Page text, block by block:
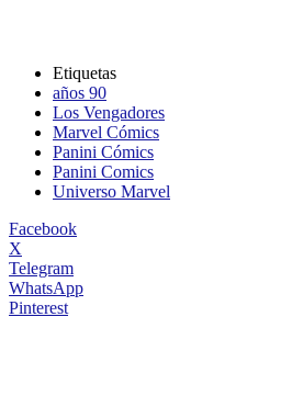
Etiquetas
años 90
Los Vengadores
Marvel Cómics
Panini Cómics
Panini Comics
Universo Marvel
Facebook
X
Telegram
WhatsApp
Pinterest